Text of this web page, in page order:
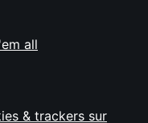
all
& trackers sur